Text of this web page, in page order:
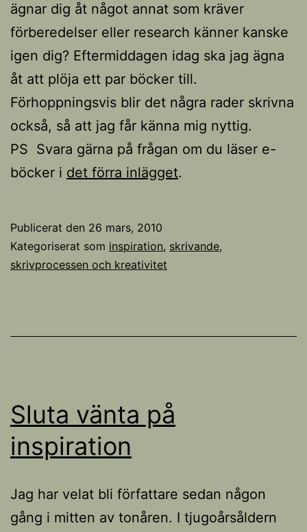
ägnar dig åt något annat som kräver
förberedelser eller research känner kanske
igen dig? Eftermiddagen idag ska jag ägna
åt att plöja ett par böcker till.
Förhoppningsvis blir det några rader skrivna
också, så att jag får känna mig nyttig.
PS Svara gärna på frågan om du läser e-
böcker i det förra inlägget.
Publicerat den 26 mars, 2010
Kategoriserat som inspiration, skrivande,
skrivprocessen och kreativitet
Sluta vänta på
inspiration
Jag har velat bli författare sedan någon
gång i mitten av tonåren. I tjugoårsåldern